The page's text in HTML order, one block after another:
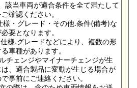
該当車両が適合条件を全て満たして
確認ください。
様・グレード・その他.条件(備考)な
要となります。
様.グレードなどにより、複数の形
車種があります。
チェンジやマイナーチェンジが生
は、適合製品に変動が生じる場合が
事前にご連絡ください。